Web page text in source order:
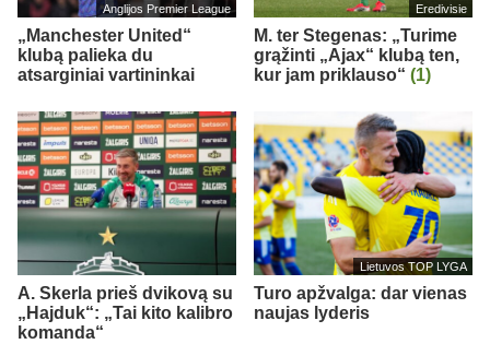
Anglijos Premier League
„Manchester United“
klubą palieka du
atsarginiai vartininkai
Eredivisie
M. ter Stegenas: „Turime
grąžinti „Ajax“ klubą ten,
kur jam priklauso“ (1)
A. Skerla prieš dvikovą su
„Hajduk“: „Tai kito kalibro
komanda“
Lietuvos TOP LYGA
Turo apžvalga: dar vienas
naujas lyderis